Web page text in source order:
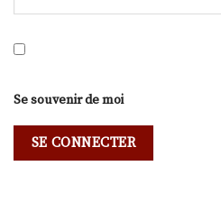
Se souvenir de moi